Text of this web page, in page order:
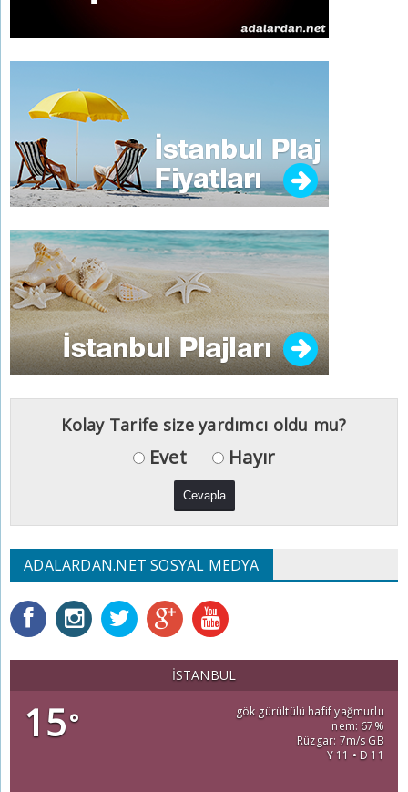
Kolay Tarife size yardımcı oldu mu?
Evet Hayır
ADALARDAN.NET SOSYAL MEDYA
İSTANBUL
15°
gök gürültülü hafif yağmurlu
nem: 67%
Rüzgar: 7m/s GB
Y 11 • D 11